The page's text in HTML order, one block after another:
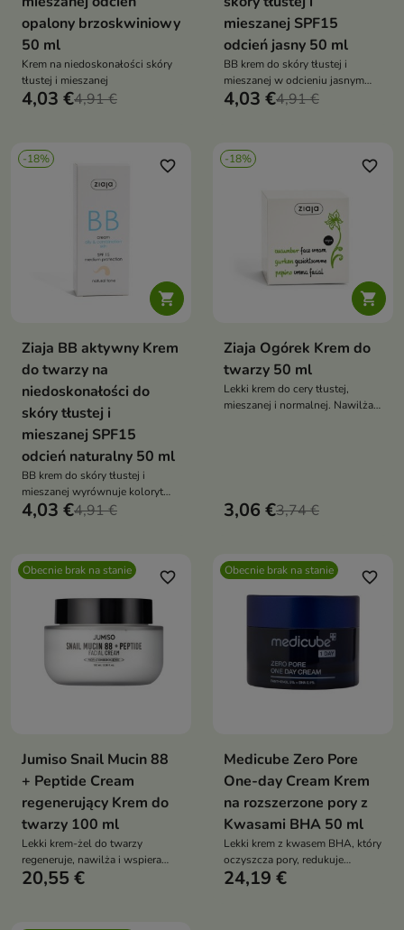
opalony brzoskwiniowy
50 ml
Krem na niedoskonałości skóry
tłustej i mieszanej
4,03 €4,91 €
mieszanej SPF15
odcień jasny 50 ml
BB krem do skóry tłustej i
mieszanej w odcieniu jasnym
matuje nawilża koryguje
4,03 €4,91 €
-18%

favorite_border
Ziaja BB aktywny Krem
do twarzy na
niedoskonałości do
skóry tłustej i
mieszanej SPF15
odcień naturalny 50 ml
BB krem do skóry tłustej i
mieszanej wyrównuje koloryt
nawilża chroni przed UV
4,03 €4,91 €
-18%

favorite_border
Ziaja Ogórek Krem do
twarzy 50 ml
Lekki krem do cery tłustej,
mieszanej i normalnej. Nawilża,
3,06 €3,74 €
Obecnie brak na stanie favorite_border
Jumiso Snail Mucin 88
+ Peptide Cream
regenerujący Krem do
twarzy 100 ml
Lekki krem-żel do twarzy
regeneruje, nawilża i wspiera
wyrównanie kolorytu skóry.
20,55 €
Obecnie brak na stanie favorite_border
Medicube Zero Pore
One-day Cream Krem
na rozszerzone pory z
Kwasami BHA 50 ml
Lekki krem z kwasem BHA, który
oczyszcza pory, redukuje
niedoskonałości i pomaga
24,19 €